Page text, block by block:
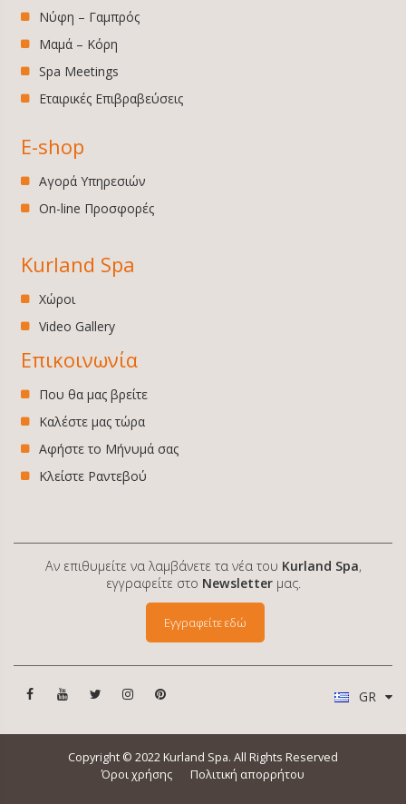
Νύφη – Γαμπρός
Μαμά – Κόρη
Spa Meetings
Εταιρικές Επιβραβεύσεις
E-shop
Αγορά Υπηρεσιών
On-line Προσφορές
Kurland Spa
Χώροι
Video Gallery
Επικοινωνία
Που θα μας βρείτε
Καλέστε μας τώρα
Αφήστε το Μήνυμά σας
Κλείστε Ραντεβού
Αν επιθυμείτε να λαμβάνετε τα νέα του Kurland Spa,
εγγραφείτε στο Newsletterμας.
Εγγραφείτε εδώ
GR
Copyright © 2022 Kurland Spa. All Rights Reserved
Όροι χρήσης
Πολιτική απορρήτου